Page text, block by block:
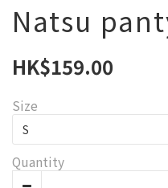
Natsu
HK$159.00
Size
Quantity